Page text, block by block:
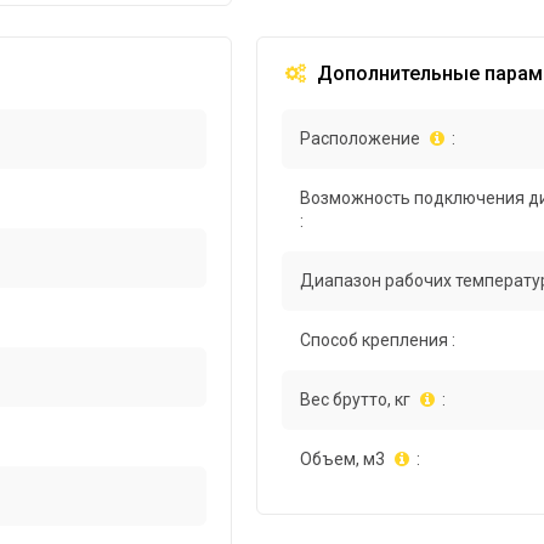
Дополнительные
Расположение :
Возможность подключения
:
Диапазон рабочих
Способ крепления :
Вес брутто, кг :
Объем, м3 :